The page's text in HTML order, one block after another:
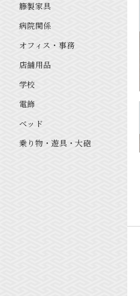
籐製家具
病院関係
オフィス・事務
店舗用品
学校
電飾
ベッド
乗り物・遊具・大砲